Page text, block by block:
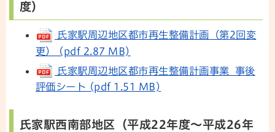
度）
氏家駅周辺地区都市再生整備計画（第2回変
更） (pdf 2.87 MB)
氏家駅周辺地区都市再生整備計画事業 事後
評価シート (pdf 1.51 MB)
氏家駅西南部地区（平成22年度～平成26年